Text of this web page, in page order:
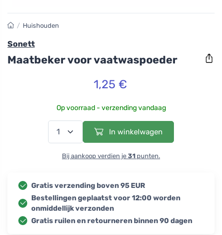
/ Huishouden
Sonett
Maatbeker voor vaatwaspoeder
1,25 €
Op voorraad - verzending vandaag
In winkelwagen
Bij aankoop verdien je 31 punten.
Gratis verzending boven 95 EUR
Bestellingen geplaatst voor 12:00 worden
onmiddellijk verzonden
Gratis ruilen en retourneren binnen 90 dagen